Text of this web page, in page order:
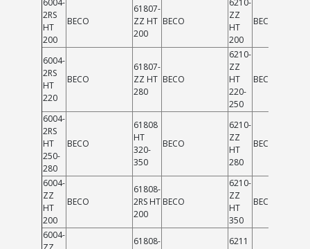
6004-
2RS
HT
200
BECO
61807-
ZZ HT
200
BECO
6210-
ZZ
HT
200
BECO
6004-
2RS
HT
220
BECO
61807-
ZZ HT
280
BECO
6210-
ZZ
HT
220-
250
BECO
6004-
2RS
HT
250-
280
BECO
61808
HT
320-
350
BECO
6210-
ZZ
HT
280
BECO
6004-
ZZ
HT
200
BECO
61808-
2RS HT
200
BECO
6210-
ZZ
HT
350
BECO
6004-
61808-
6211